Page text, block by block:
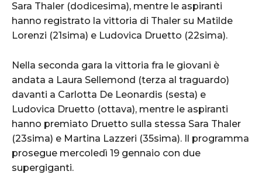
Sara Thaler (dodicesima), mentre le aspiranti
hanno registrato la vittoria di Thaler su Matilde
Lorenzi (21sima) e Ludovica Druetto (22sima).
Nella seconda gara la vittoria fra le giovani è
andata a Laura Sellemond (terza al traguardo)
davanti a Carlotta De Leonardis (sesta) e
Ludovica Druetto (ottava), mentre le aspiranti
hanno premiato Druetto sulla stessa Sara Thaler
(23sima) e Martina Lazzeri (35sima). Il programma
prosegue mercoledì 19 gennaio con due
supergiganti.